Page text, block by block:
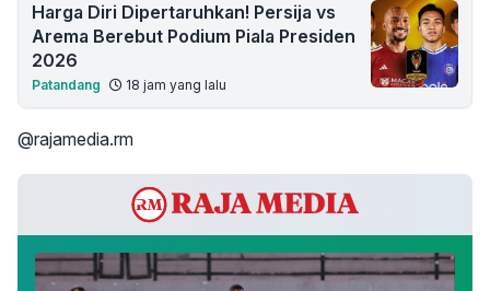
Harga Diri Dipertaruhkan! Persija vs
Arema Berebut Podium Piala Presiden
2026
Patandang 18 jam yang lalu
@rajamedia.rm